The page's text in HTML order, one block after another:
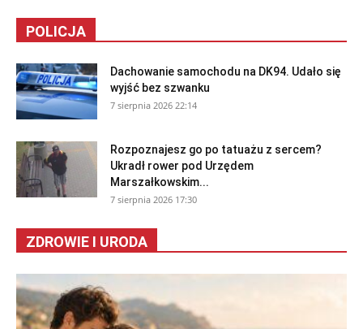
POLICJA
Dachowanie samochodu na DK94. Udało się
wyjść bez szwanku
7 sierpnia 2026 22:14
Rozpoznajesz go po tatuażu z sercem?
Ukradł rower pod Urzędem
Marszałkowskim...
7 sierpnia 2026 17:30
ZDROWIE I URODA